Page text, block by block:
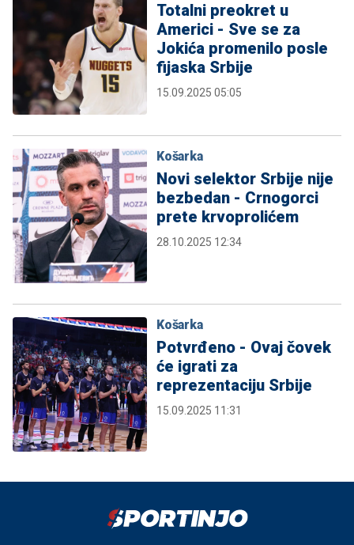
Totalni preokret u
Americi - Sve se za
Jokića promenilo posle
fijaska Srbije
15.09.2025 05:05
Košarka
Novi selektor Srbije nije
bezbedan - Crnogorci
prete krvoprolićem
28.10.2025 12:34
Košarka
Potvrđeno - Ovaj čovek
će igrati za
reprezentaciju Srbije
15.09.2025 11:31